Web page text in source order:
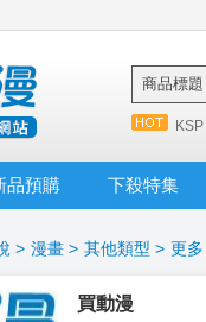
商品標題
KSP
品預購 下殺特集
> 漫畫 > 其他類型 > 更多
買動漫